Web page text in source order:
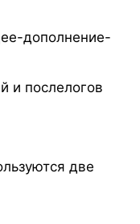
дополнение-
и послелогов
две